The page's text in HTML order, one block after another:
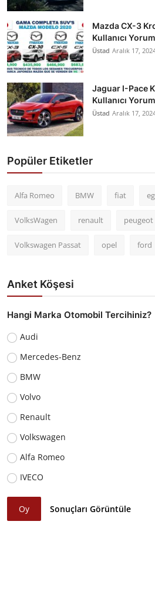
Mazda CX-3
Kullanıcı
Üstad Aralık 17,
Jaguar I-Pace
Kullanıcı
Üstad Aralık 17,
Popüler Etiketler
Alfa Romeo BMW fiat
VolksWagen renault peugeot
Volkswagen Passat opel ford
Anket Köşesi
Hangi Marka Otomobil Tercihiniz?
Audi
Mercedes-Benz
BMW
Volvo
Renault
Volkswagen
Alfa Romeo
IVECO
Oy Sonuçları Görüntüle